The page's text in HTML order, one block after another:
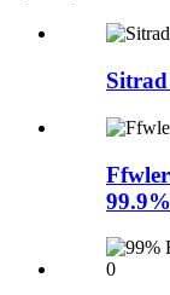
99.9%